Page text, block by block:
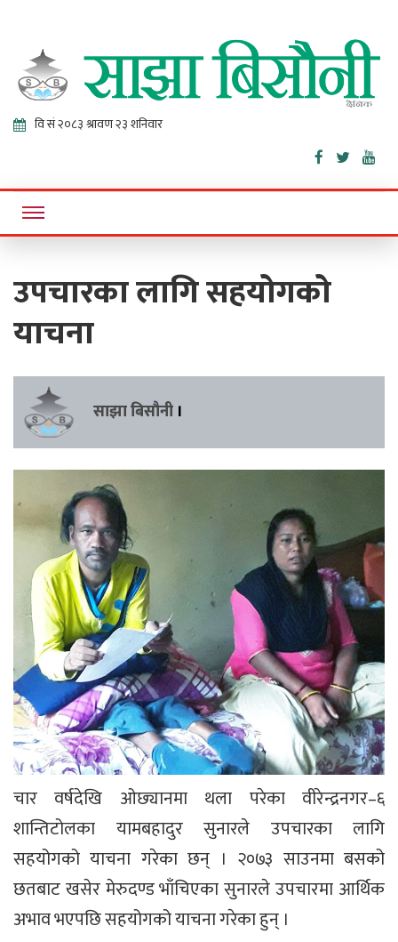
Sajha
Bisaunee
Online News Portal
उपचारका लागि सहयोगको
याचना
साझा बिसौनी ।
चार वर्षदेखि ओछ्यानमा थला परेका वीरेन्द्रनगर–६
शान्तिटोलका यामबहादुर सुनारले उपचारका लागि
सहयोगको याचना गरेका छन् । २०७३ साउनमा बसको
छतबाट खसेर मेरुदण्ड भाँचिएका सुनारले उपचारमा आर्थिक
अभाव भएपछि सहयोगको याचना गरेका हुन् ।